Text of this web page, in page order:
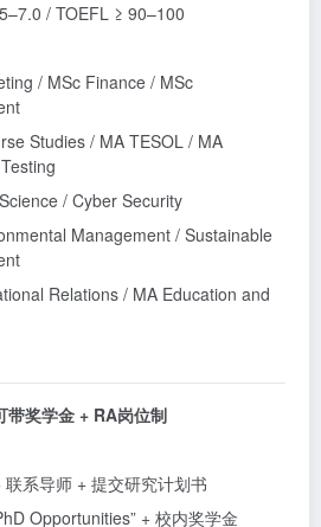
/ TOEFL ≥ 90–100
/ MSc Finance / MSc
Studies / MA TESOL / MA
/ Cyber Security
Management / Sustainable
Relations / MA Education and
带奖学金 + RA岗位制
联系导师 + 提交研究计划书
Opportunities” + 校内奖学金